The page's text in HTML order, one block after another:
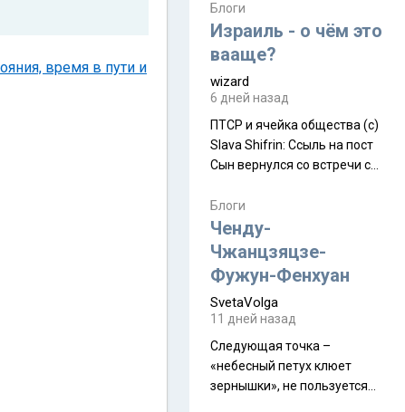
время в пути и
Блоги
Израиль - о чём это
вааще?
wizard
6 дней назад
ПТСР и ячейка общества (с)
Slava Shifrin: Ссыль на пост
Сын вернулся со встречи с
уже, как демобилизовались,
а продолжают встречаться
почти каждую неделю) и с
порога сообщил: "Эйтан
разводится!" Эйтан -
мальчик из религиозной
семьи, из тех, кого называют
"вязаные кипы". С 2022-го
Блоги
Ченду-
Чжанцзяцзе-
Фужун-Фенхуан
SvetaVolga
11 дней назад
Следующая точка –
«небесный петух клюет
зернышки», не пользуется